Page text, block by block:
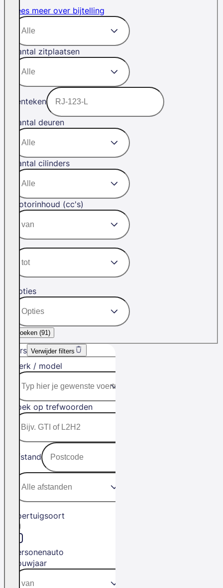
Lees meer over bijtelling
Aantal zitplaatsen
Kenteken
Aantal deuren
Aantal cilinders
Motorinhoud (cc's)
Opties
Zoeken (91)
Filters Verwijder filters
Merk / model
Zoek op trefwoorden
Afstand
Voertuigsoort
Personenauto
Bouwjaar